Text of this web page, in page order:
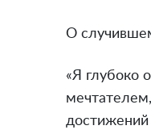
О
«Я глубоко
достижений